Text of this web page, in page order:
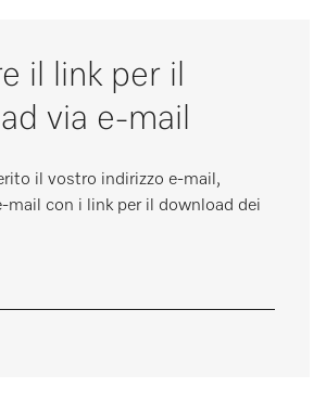
il link per il
via e-mail
il vostro indirizzo e-mail,
mail con i link per il download dei